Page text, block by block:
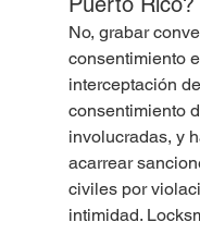
No, grabar
consentimiento
interceptación
consentimiento
involucradas, y
acarrear
civiles por
intimidad.